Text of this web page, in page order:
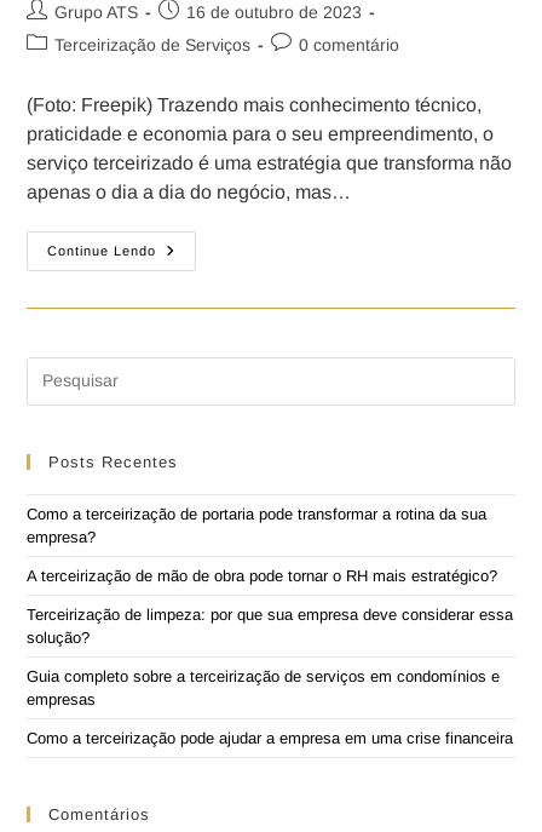
Grupo ATS
16 de outubro de 2023
Terceirização de Serviços
0 comentário
(Foto: Freepik) Trazendo mais conhecimento técnico,
praticidade e economia para o seu empreendimento, o
serviço terceirizado é uma estratégia que transforma não
apenas o dia a dia do negócio, mas…
Continue Lendo
Posts Recentes
Como a terceirização de portaria pode transformar a rotina da sua
empresa?
A terceirização de mão de obra pode tornar o RH mais estratégico?
Terceirização de limpeza: por que sua empresa deve considerar essa
solução?
Guia completo sobre a terceirização de serviços em condomínios e
empresas
Como a terceirização pode ajudar a empresa em uma crise financeira
Comentários